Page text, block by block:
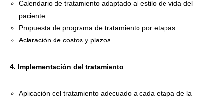
Calendario de tratamiento adaptado al estilo de vida del
paciente
Propuesta de programa de tratamiento por etapas
Aclaración de costos y plazos
4. Implementación del tratamiento
Aplicación del tratamiento adecuado a cada etapa de la